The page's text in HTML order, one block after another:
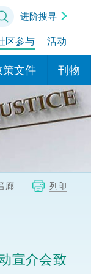
进阶搜寻
区参与 活动
文件
施
会
刊物
基本
民事
国际
廊 列印
宣介会致